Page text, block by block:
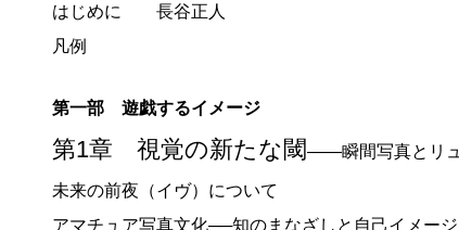
はじめに 長谷正人
凡例
第一部 遊戯するイメージ
第1章 視覚の新たな閾――瞬間写真とリ
未来の前夜（イヴ）について
アマチュア写真文化──知のまなざしと自己イメージ